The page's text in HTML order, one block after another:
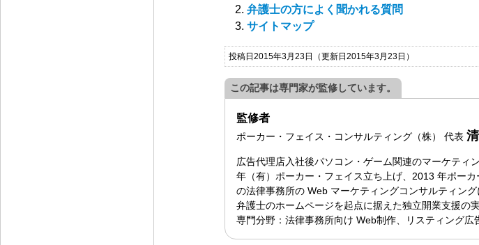
弁護士の方によく聞かれる質問
サイトマップ
投稿日2015年3月23日 （更新日2015年3月23日）
この記事は専門家が監修しています。
監修者
ポーカー・フェイス・コンサルティング（株） 代表
広告代理店入社後パソコン・ゲーム関連のマーケティ
年（有）ポーカー・フェイス立ち上げ、2013 年ポー
の法律事務所の Web マーケティングコンサルティング
弁護士のホームページを起点に据えた独立開業支援の実
専門分野：法律事務所向け Web制作、リスティング広